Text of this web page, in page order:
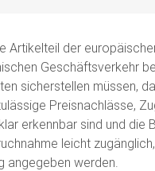
Artikelteil der
Geschäftsverkehr
sicherstellen müssen,
Preisnachlässe,
erkennbar sind und die
leicht
angegeben werden.